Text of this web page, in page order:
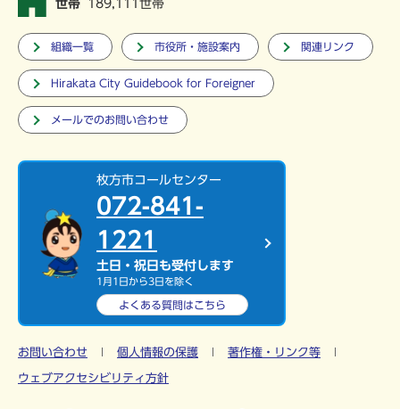
世帯 189,111世帯
組織一覧 市役所・施設案内 関連リンク
Hirakata City Guidebook for Foreigner
メールでのお問い合わせ
枚方市コールセンター
072-841-
1221
土日・祝日も受付します
1月1日から3日を除く
よくある質問はこちら
お問い合わせ 個人情報の保護 著作権・リンク等
ウェブアクセシビリティ方針